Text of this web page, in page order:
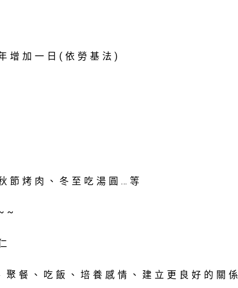
增加一日(依勞基法)
節烤肉、冬至吃湯圓…等
餐、吃飯、培養感情、建立更良好的關係